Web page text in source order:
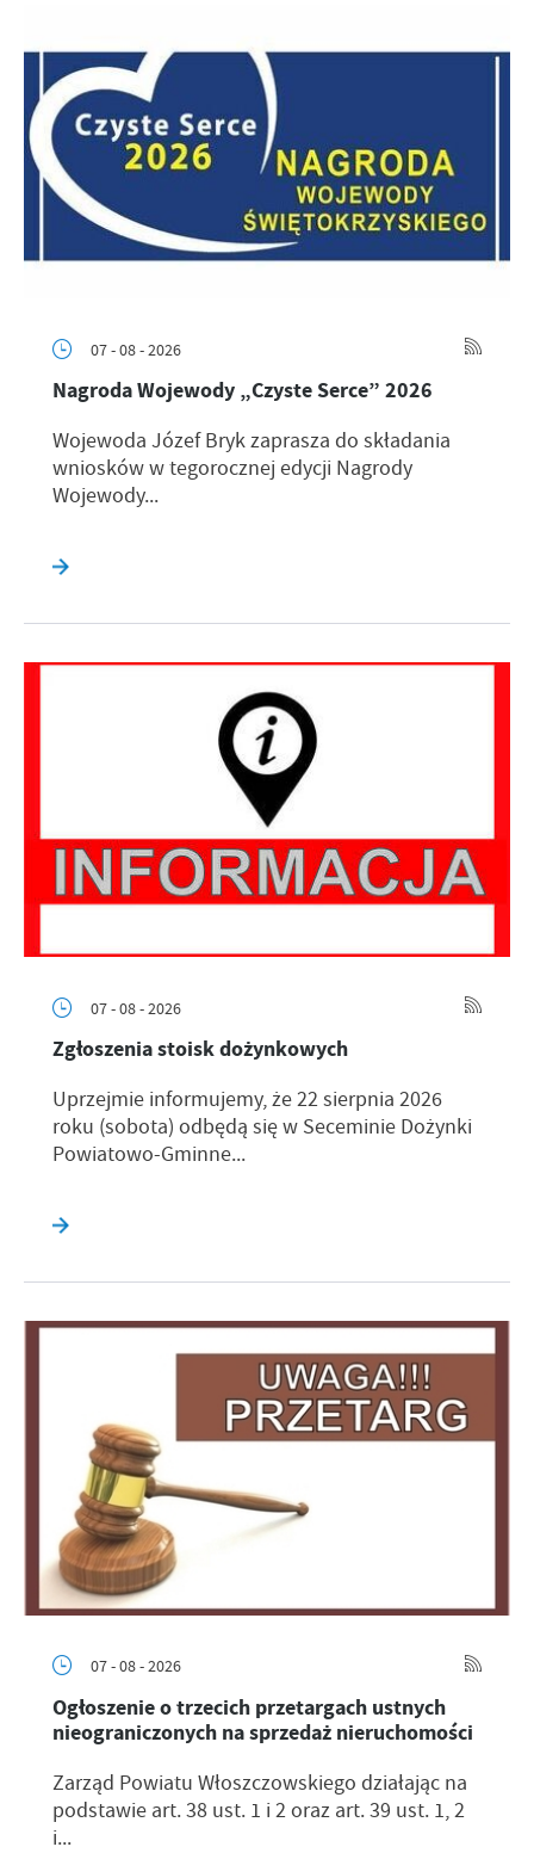
07 - 08 - 2026
Nagroda Wojewody „Czyste Serce” 2026
Wojewoda Józef Bryk zaprasza do składania
wniosków w tegorocznej edycji Nagrody
Wojewody...
07 - 08 - 2026
Zgłoszenia stoisk dożynkowych
Uprzejmie informujemy, że 22 sierpnia 2026
roku (sobota) odbędą się w Seceminie Dożynki
Powiatowo-Gminne...
07 - 08 - 2026
Ogłoszenie o trzecich przetargach ustnych
nieograniczonych na sprzedaż nieruchomości
Zarząd Powiatu Włoszczowskiego działając na
podstawie art. 38 ust. 1 i 2 oraz art. 39 ust. 1, 2
i...
społecznościowych.